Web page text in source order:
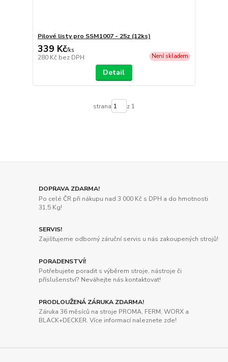
Pilové listy pro SSM1007 - 25z (12ks)
339 Kč/ks
280 Kč bez DPH Není skladem
Detail
strana z 1
DOPRAVA ZDARMA!
Po celé ČR při nákupu nad 3 000 Kč s DPH a do hmotnosti
31,5 Kg!
SERVIS!
Zajišťujeme odborný záruční servis u nás zakoupených strojů!
PORADENSTVÍ!
Potřebujete poradit s výběrem stroje, nástroje či
příslušenství? Neváhejte nás kontaktovat!
PRODLOUŽENÁ ZÁRUKA ZDARMA!
Záruka 36 měsíců na stroje PROMA, FERM, WORX a
BLACK+DECKER. Více informací naleznete zde!